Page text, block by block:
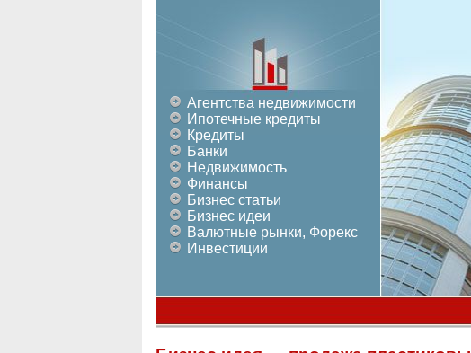
Агентства недвижимости
Ипотечные кредиты
Кредиты
Банки
Недвижимость
Финансы
Бизнес статьи
Бизнес идеи
Валютные рынки, Форекс
Инвестиции